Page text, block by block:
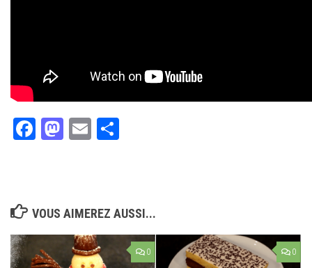
Facebook
Mastodon
Email
VOUS AIMEREZ AUSSI...
0 0